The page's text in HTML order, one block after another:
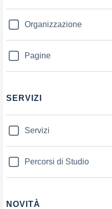
Organizzazione
Pagine
SERVIZI
Servizi
Percorsi di Studio
NOVITÀ